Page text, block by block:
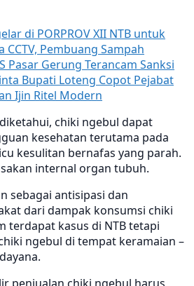
di PORPROV XII NTB untuk
CCTV, Pembuang Sampah
Pasar Gerung Terancam Sanksi
Bupati Loteng Copot Pejabat
Ijin Ritel Modern
chiki ngebul dapat
kesehatan terutama pada
kesulitan bernafas yang parah.
internal organ tubuh.
sebagai antisipasi dan
dari dampak konsumsi chiki
terdapat kasus di NTB tetapi
ngebul di tempat keramaian –
penjualan chiki ngebul harus